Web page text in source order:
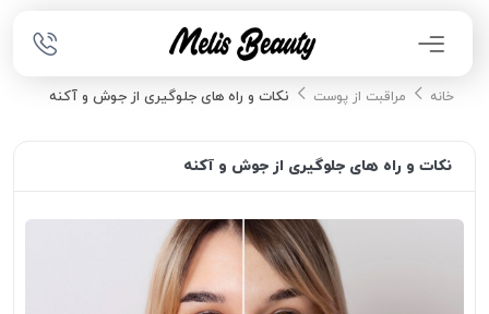
خانه مراقبت از پوست نکات و راه های جلوگیری از جوش و آکنه
نکات و راه های جلوگیری از جوش و آکنه